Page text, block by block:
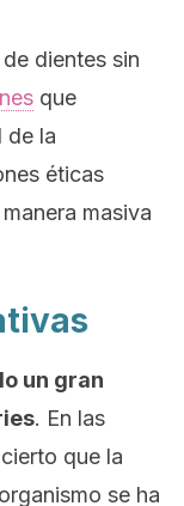
dientes sin
que
de la
éticas
masiva
un gran
. En las
que la
se ha